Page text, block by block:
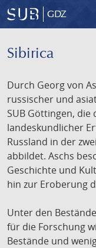
GDZ
Sibirica
Durch Georg von
russischer und
SUB Göttingen, die
landeskundlicher
Russland in der
abbildet. Aschs
Geschichte und
hin zur Eroberung
Unter den
für die Forschung
Bestände und